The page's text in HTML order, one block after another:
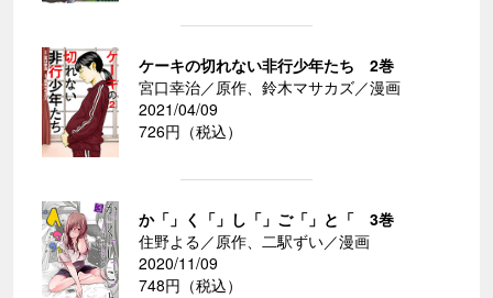
ケーキの切れない非行少年たち 2巻
宮口幸治／原作、鈴木マサカズ／漫画
2021/04/09
726円（税込）
か「」く「」し「」ご「」と「 3巻
住野よる／原作、二駅ずい／漫画
2020/11/09
748円（税込）